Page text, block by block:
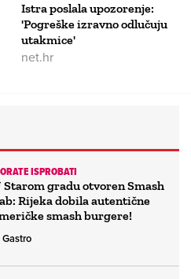
Istra poslala upozorenje:
'Pogreške izravno odlučuju
utakmice'
net.hr
ISPROBATI
Starom gradu otvoren Smash
Rijeka dobila autentične
smash burgere!
Gastro